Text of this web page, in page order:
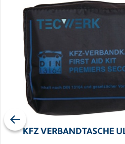
KFZ VERBANDTASCHE
Previous